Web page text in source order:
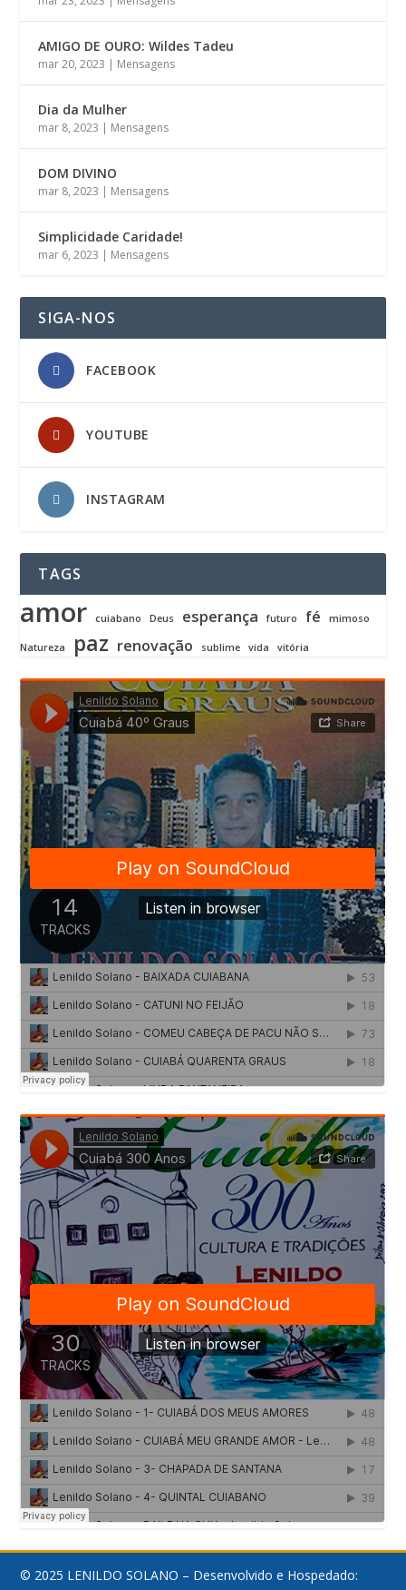
AMIGO DE OURO: Wildes Tadeu
mar 20, 2023 Mensagens
Dia da Mulher
mar 8, 2023 Mensagens
DOM DIVINO
mar 8, 2023 Mensagens
Simplicidade Caridade!
mar 6, 2023 Mensagens
SIGA-NOS
FACEBOOK
YOUTUBE
INSTAGRAM
TAGS
amor cuiabano Deus esperança futuro fé mimoso
Natureza paz renovação sublime vida vitória
© 2025 LENILDO SOLANO – Desenvolvido e Hospedado: